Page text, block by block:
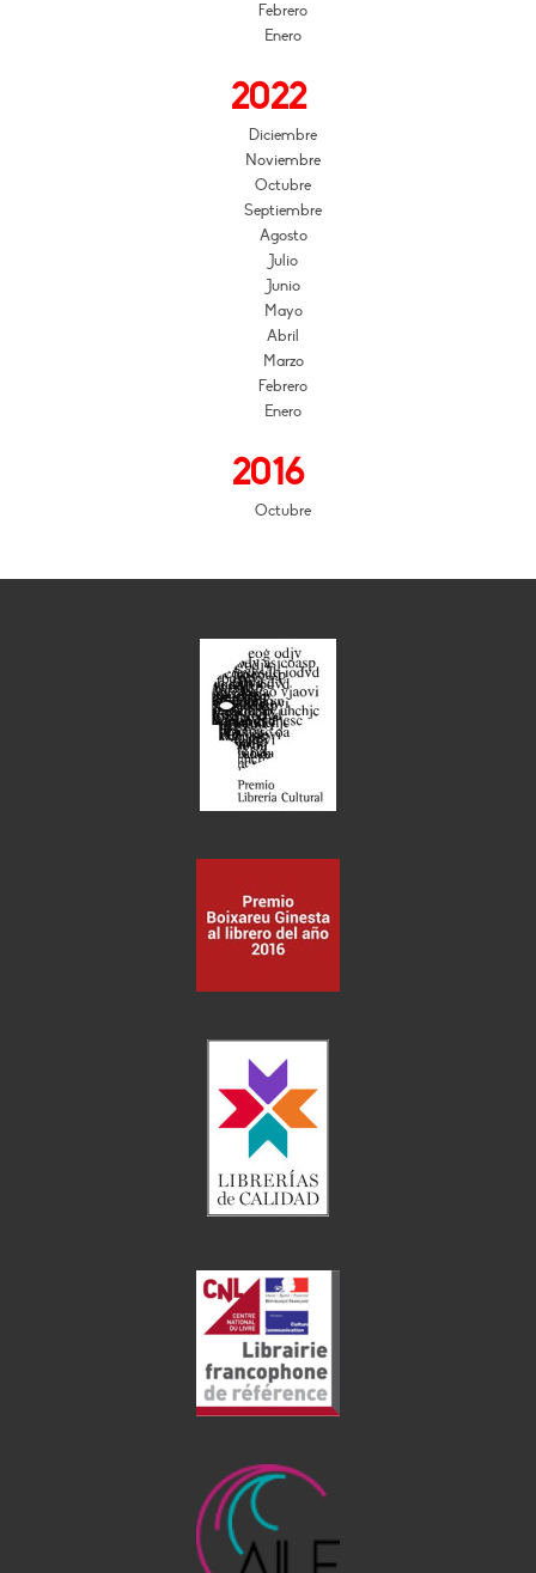
Febrero
Enero
2022
Diciembre
Noviembre
Octubre
Septiembre
Agosto
Julio
Junio
Mayo
Abril
Marzo
Febrero
Enero
2016
Octubre